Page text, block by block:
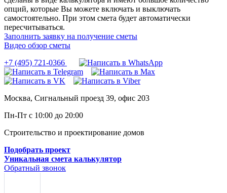
опций, которые Вы можете включать и выключать
самостоятельно. При этом смета будет автоматически
пересчитываться.
Заполнить заявку на получение сметы
Видео обзор сметы
+7 (495) 721-0366
Москва, Сигнальный проезд 39, офис 203
Пн-Пт с 10:00 до 20:00
Строительство и проектирование домов
Подобрать проект
Уникальная смета калькулятор
Обратный звонок